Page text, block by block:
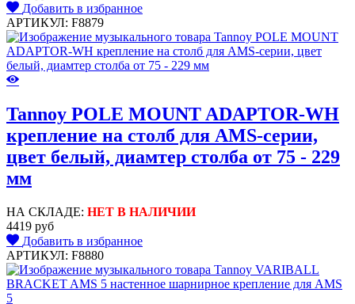
Добавить в избранное
АРТИКУЛ: F8879
Tannoy POLE MOUNT ADAPTOR-WH
крепление на столб для AMS-серии,
цвет белый, диамтер столба от 75 - 229
мм
НА СКЛАДЕ: НЕТ В НАЛИЧИИ
4419 руб
Добавить в избранное
АРТИКУЛ: F8880